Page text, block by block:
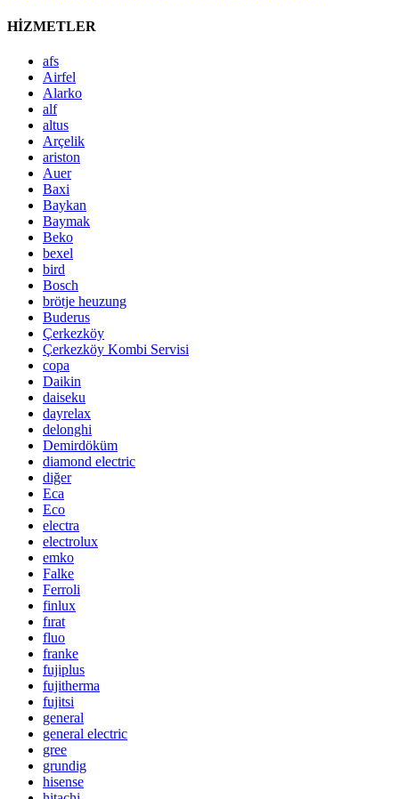
HİZMETLER
afs
Airfel
Alarko
alf
altus
Arçelik
ariston
Auer
Baxi
Baykan
Baymak
Beko
bexel
bird
Bosch
brötje heuzung
Buderus
Çerkezköy
Çerkezköy Kombi Servisi
copa
Daikin
daiseku
dayrelax
delonghi
Demirdöküm
diamond electric
diğer
Eca
Eco
electra
electrolux
emko
Falke
Ferroli
finlux
fırat
fluo
franke
fujiplus
fujitherma
fujitsi
general
general electric
gree
grundig
hisense